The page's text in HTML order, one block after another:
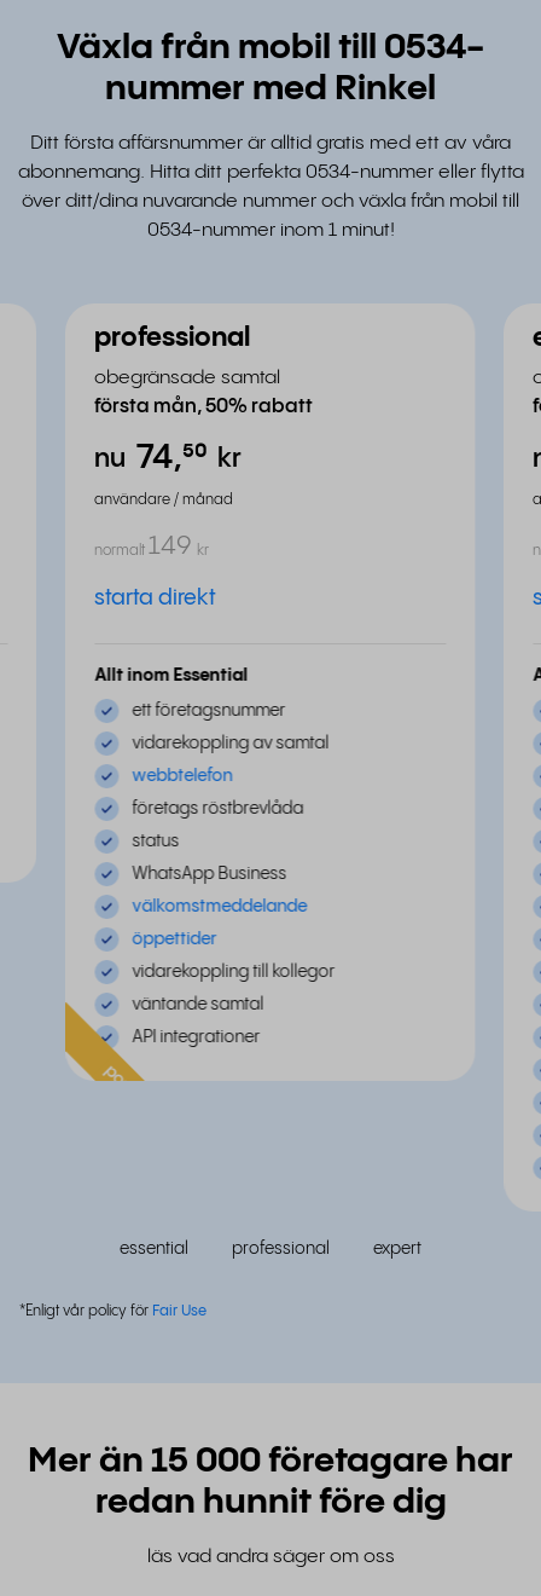
Växla från mobil till 0534-
nummer med Rinkel
Ditt första affärsnummer är alltid gratis med ett av våra
abonnemang. Hitta ditt perfekta 0534-nummer eller flytta
över ditt/dina nuvarande nummer och växla från mobil till
0534-nummer inom 1 minut!
professional
obegränsade samtal
första mån, 50% rabatt
nu kr
74,⁵⁰
användare / månad
normalt kr
149
starta direkt
Allt inom Essential
ett företagsnummer
vidarekoppling av samtal
webbtelefon
företags röstbrevlåda
status
WhatsApp Business
välkomstmeddelande
öppettider
vidarekoppling till kollegor
väntande samtal
API integrationer
populär
essential professional expert
*Enligt vår policy för Fair Use
Mer än 15 000 företagare har
redan hunnit före dig
läs vad andra säger om oss